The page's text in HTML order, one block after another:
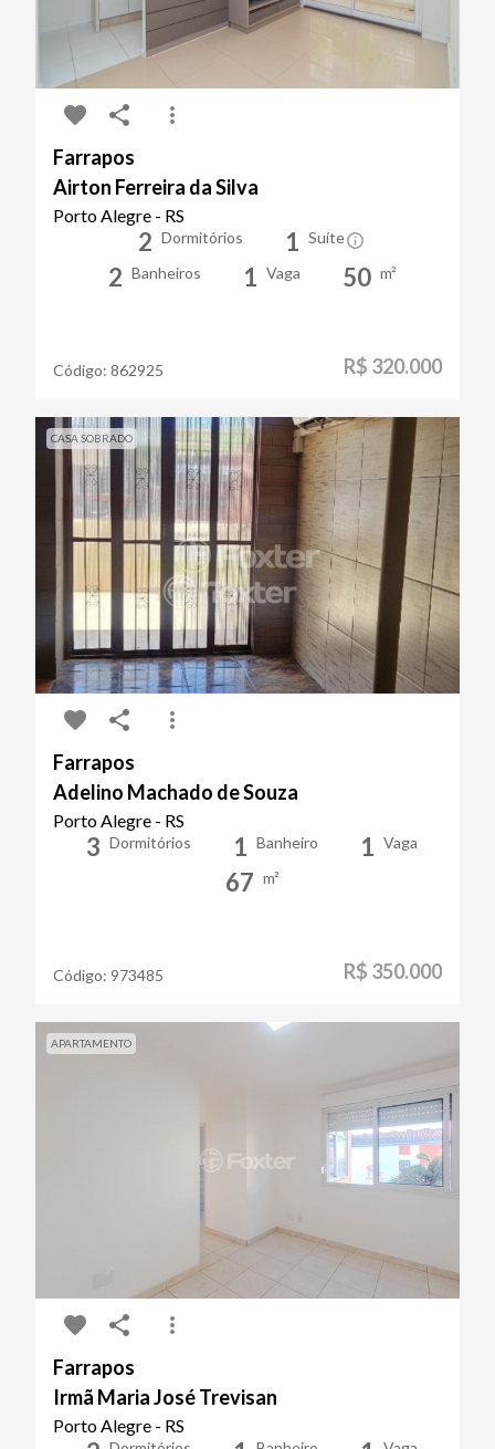
Farrapos
Airton Ferreira da Silva
Porto Alegre - RS
2 Dormitórios 1 Suíte
2 Banheiros 1 Vaga 50 m²
Código: 862925 R$ 320.000
CASA SOBRADO
Farrapos
Adelino Machado de Souza
Porto Alegre - RS
3 Dormitórios 1 Banheiro 1 Vaga
67 m²
Código: 973485 R$ 350.000
APARTAMENTO
Farrapos
Irmã Maria José Trevisan
Porto Alegre - RS